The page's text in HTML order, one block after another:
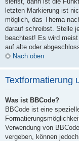
letzten Markierung ist
möglich, das Thema
darauf schreibst. Stelle
beachtest! Es wird
auf alte oder
Nach oben
Textformatierung
Was ist BBCode?
BBCode ist eine
Verwendung von
vergeben, können